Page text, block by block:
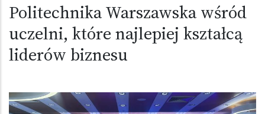
Politechnika Warszawska wśród
uczelni, które najlepiej kształcą
liderów biznesu
Obraz (old)